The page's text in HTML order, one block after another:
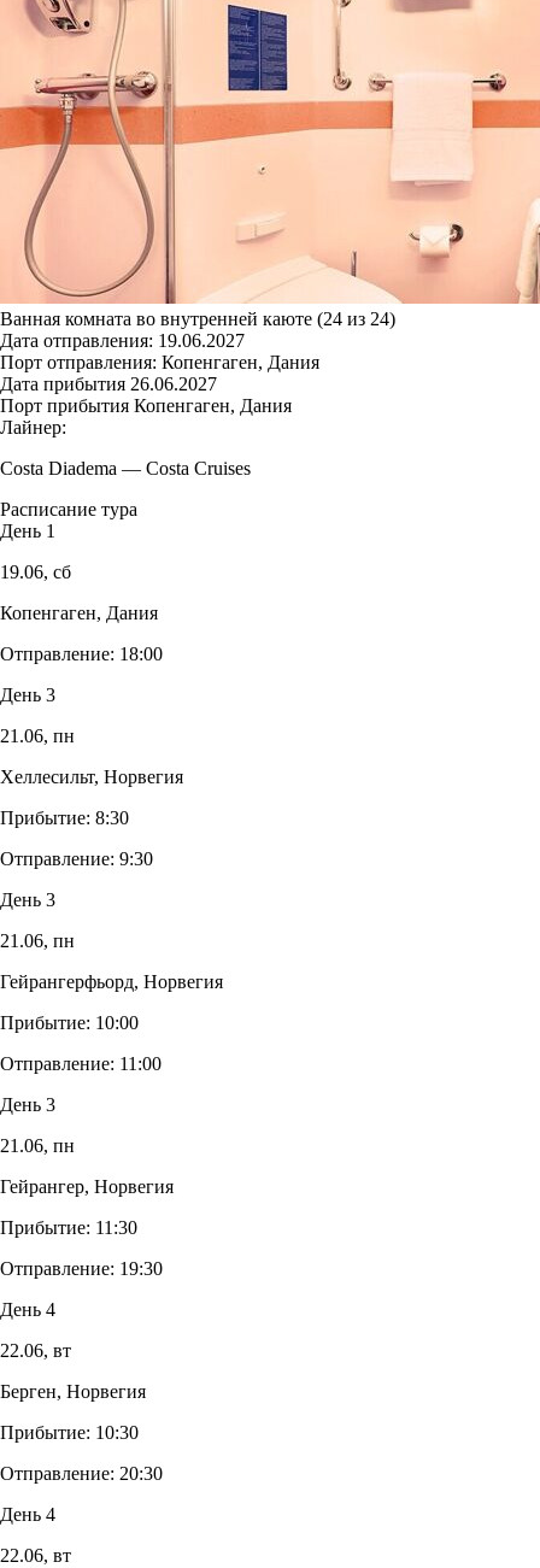
Ванная комната во внутренней каюте (24 из 24)
Дата отправления: 19.06.2027
Порт отправления: Копенгаген, Дания
Дата прибытия 26.06.2027
Порт прибытия Копенгаген, Дания
Лайнер:
Costa Diadema — Costa Cruises
Расписание тура
День 1
19.06, сб
Копенгаген, Дания
Отправление: 18:00
День 3
21.06, пн
Хеллесильт, Норвегия
Прибытие: 8:30
Отправление: 9:30
День 3
21.06, пн
Гейрангерфьорд, Норвегия
Прибытие: 10:00
Отправление: 11:00
День 3
21.06, пн
Гейрангер, Норвегия
Прибытие: 11:30
Отправление: 19:30
День 4
22.06, вт
Берген, Норвегия
Прибытие: 10:30
Отправление: 20:30
День 4
22.06, вт